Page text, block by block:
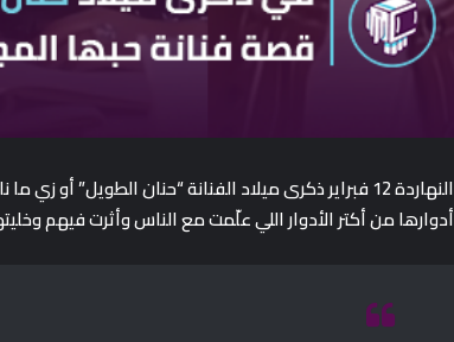
النهاردة 12 فبراير ذكرى ميلاد الفنانة “حنان الطويل”
أدوارها من أكتر الأدوار اللي علّمت مع الناس وأثرت فيهم